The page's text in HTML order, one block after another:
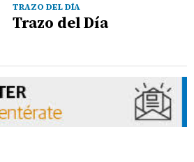
TRAZO DEL DÍA
Trazo del Día